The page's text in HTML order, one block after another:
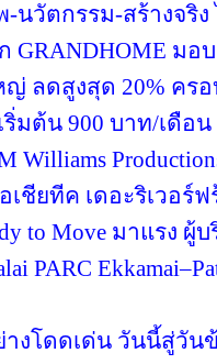
วัตกรรม-สร้างจริง
GRANDHOME ม
ลดสูงสุด 20% ครอ
ริ่มต้น 900 บาท/เดือน
Williams
อเชียทีค เดอะริเวอ
to Move มาแรง
PARC
งโดดเด่น วันนี้สู่วัน